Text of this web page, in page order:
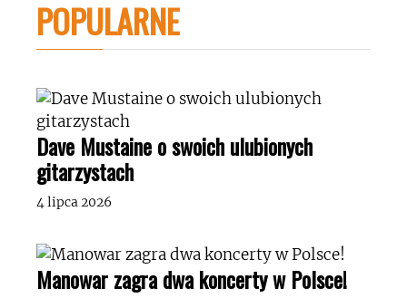
POPULARNE
Dave Mustaine o swoich ulubionych
gitarzystach
4 lipca 2026
Manowar zagra dwa koncerty w Polsce!